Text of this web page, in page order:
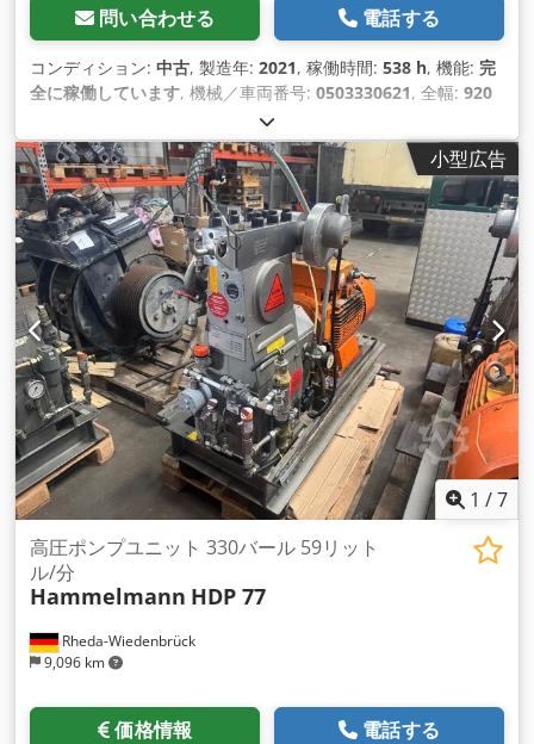
問い合わせる 電話する
コンディション: 中古, 製造年: 2021, 稼働時間: 538 h, 機能: 完
全に稼働しています, 機械／車両番号: 0503330621, 全幅: 920
1,300 mm
動圧力:2,000 バー, 燃料:ディーゼル, 総重量:725 kg（キログ
ラム）, 給水タンク容量:53 l, 体積流量: 6 m³/時
, 騒音レベル:
89 デシベル (dB), 出力:37 キロワット (50.31 馬力), ポンプ容
量:10 L/分, 装備:銘板あり,
小型広告
1 /7
Rheda-Wiedenbrück
9,096 km
高圧ポンプユニット 330バール 59リット
ル/分
Hammelmann HDP 77
価格情報 電話する